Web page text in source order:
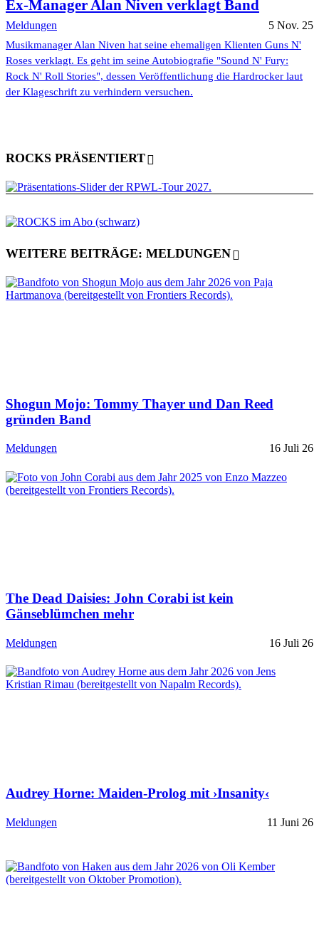
Ex-Manager Alan Niven verklagt Band
Meldungen 5 Nov. 25
Musikmanager Alan Niven hat seine ehemaligen Klienten Guns N'
Roses verklagt. Es geht im seine Autobiografie "Sound N' Fury:
Rock N' Roll Stories", dessen Veröffentlichung die Hardrocker laut
der Klageschrift zu verhindern versuchen.
ROCKS PRÄSENTIERT
WEITERE BEITRÄGE: MELDUNGEN
Shogun Mojo: Tommy Thayer und Dan Reed
gründen Band
Meldungen 16 Juli 26
The Dead Daisies: John Corabi ist kein
Gänseblümchen mehr
Meldungen 16 Juli 26
Audrey Horne: Maiden-Prolog mit ›Insanity‹
Meldungen 11 Juni 26